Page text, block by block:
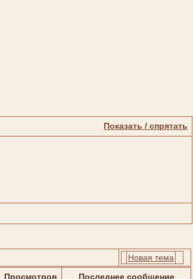
Показать / спрятать
Новая тема
Просмотров
Последнее сообщение